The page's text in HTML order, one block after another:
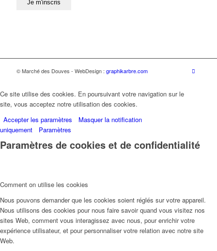
© Marché des Douves - WebDesign : graphikarbre.com
Ce site utilise des cookies. En poursuivant votre navigation sur le
site, vous acceptez notre utilisation des cookies.
Accepter les paramètres
Masquer la notification
uniquement
Paramètres
Paramètres de cookies et de confidentialité
Comment on utilise les cookies
Nous pouvons demander que les cookies soient réglés sur votre appareil.
Nous utilisons des cookies pour nous faire savoir quand vous visitez nos
sites Web, comment vous interagissez avec nous, pour enrichir votre
expérience utilisateur, et pour personnaliser votre relation avec notre site
Web.